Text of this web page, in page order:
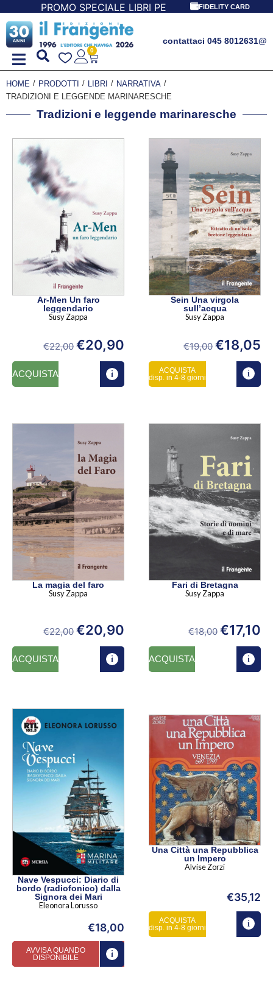
PER I 30 ANNI DEL FRANGENTE! *** CON ORDINI
FIDELITY CARD
contattaci 045 8012631@
0
HOME / PRODOTTI / LIBRI / NARRATIVA /
TRADIZIONI E LEGGENDE MARINARESCHE
Tradizioni e leggende marinaresche
Ar-Men Un faro
leggendario
Susy Zappa
€22,00 €20,90
ACQUISTA
Sein Una virgola
sull’acqua
Susy Zappa
€19,00 €18,05
ACQUISTA
disp. in 4-8 giorni
La magia del faro
Susy Zappa
€22,00 €20,90
ACQUISTA
Fari di Bretagna
Susy Zappa
€18,00 €17,10
ACQUISTA
Nave Vespucci: Diario di
bordo (radiofonico) dalla
Signora dei Mari
Eleonora Lorusso
€18,00
AVVISA QUANDO
DISPONIBILE
Una Città una Repubblica
un Impero
Alvise Zorzi
€35,12
ACQUISTA
disp. in 4-8 giorni